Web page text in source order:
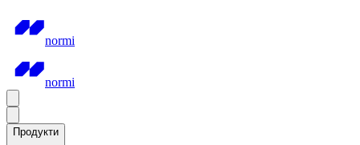
normi
normi
Продукти